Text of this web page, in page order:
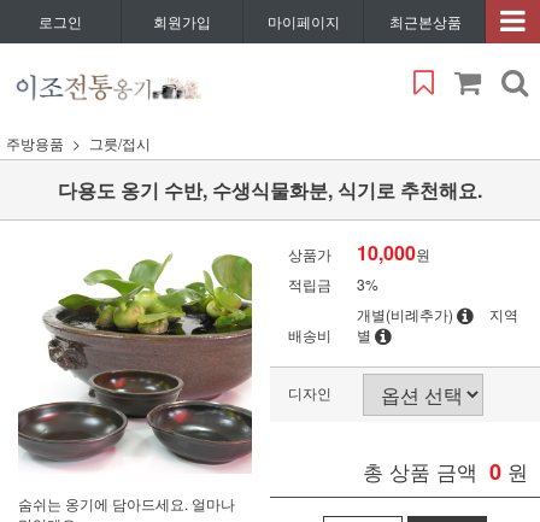
로그인 회원가입 마이페이지 최근본상품
주방용품 그릇/접시
다용도 옹기 수반, 수생식물화분, 식기로 추천해요.
숨쉬는 옹기에 담아드세요. 얼마나
상품가 10,000원
적립금
3%
배송비
개별(비례추가)
지역
별
디자인
총 상품 금액 0 원